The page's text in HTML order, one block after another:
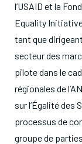
l’USAID et la
Equality
tant que
secteur des
pilote dans le
régionales de
sur l’Égalité des
processus de
groupe de